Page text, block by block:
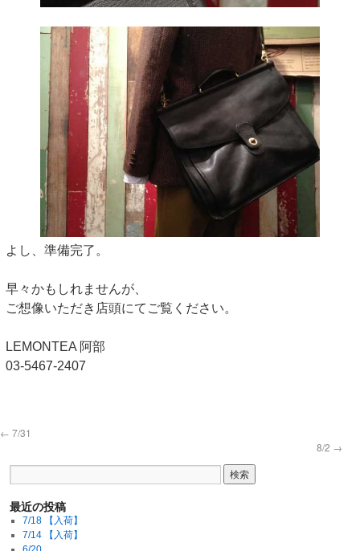
よし、準備完了。
早々かもしれませんが、
ご想像いただき店頭にてご覧ください。
LEMONTEA 阿部
03-5467-2407
← 7/31
8/2 →
最近の投稿
7/18 【入荷】
7/14 【入荷】